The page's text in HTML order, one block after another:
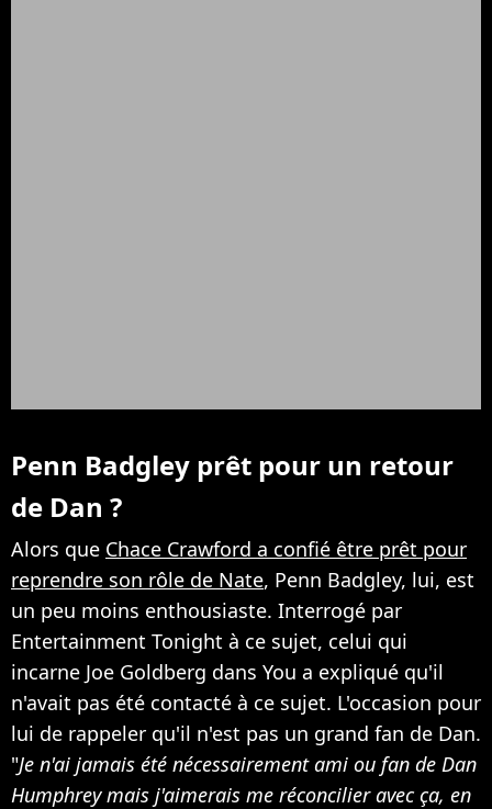
Penn Badgley prêt pour un retour
de Dan ?
Alors que Chace Crawford a confié être prêt pour
reprendre son rôle de Nate, Penn Badgley, lui, est
un peu moins enthousiaste. Interrogé par
Entertainment Tonight à ce sujet, celui qui
incarne Joe Goldberg dans You a expliqué qu'il
n'avait pas été contacté à ce sujet. L'occasion pour
lui de rappeler qu'il n'est pas un grand fan de Dan.
"Je n'ai jamais été nécessairement ami ou fan de Dan
Humphrey mais j'aimerais me réconcilier avec ça, en